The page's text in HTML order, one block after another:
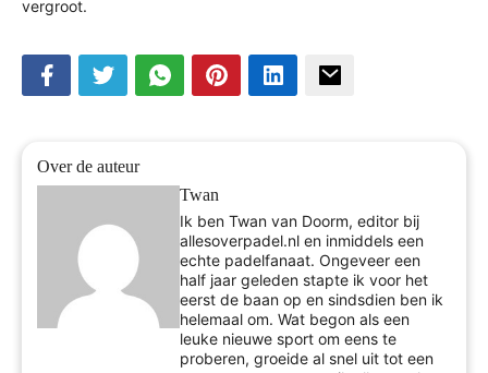
vergroot.
Over de auteur
Twan
Ik ben Twan van Doorm, editor bij
allesoverpadel.nl en inmiddels een
echte padelfanaat. Ongeveer een
half jaar geleden stapte ik voor het
eerst de baan op en sindsdien ben ik
helemaal om. Wat begon als een
leuke nieuwe sport om eens te
proberen, groeide al snel uit tot een